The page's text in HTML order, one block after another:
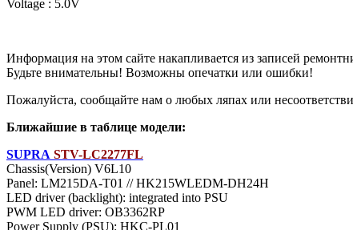
Voltage : 5.0V
Информация на этом сайте накапливается из записей
Будьте внимательны! Возможны опечатки или ошибки!
Пожалуйста, сообщайте нам о любых ляпах или
Ближайшие в таблице модели:
SUPRA STV-LC2277FL
Chassis(Version) V6L10
Panel: LM215DA-T01 // HK215WLEDM-DH24H
LED driver (backlight): integrated into PSU
PWM LED driver: OB3362RP
Power Supply (PSU): HKC-PL01